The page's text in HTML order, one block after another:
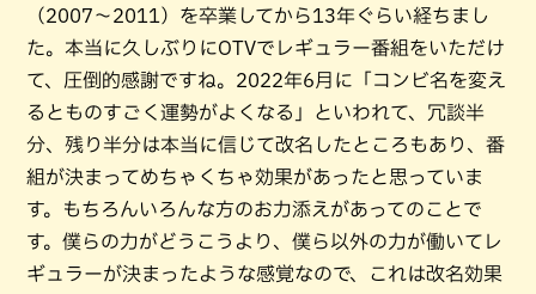
（2007〜2011）を卒業してから13年ぐらい経ちまし
た。本当に久しぶりにOTVでレギュラー番組をいただけ
て、圧倒的感謝ですね。2022年6月に「コンビ名を変え
るとものすごく運勢がよくなる」といわれて、冗談半
分、残り半分は本当に信じて改名したところもあり、番
組が決まってめちゃくちゃ効果があったと思っていま
す。もちろんいろんな方のお力添えがあってのことで
す。僕らの力がどうこうより、僕ら以外の力が働いてレ
ギュラーが決まったような感覚なので、これは改名効果